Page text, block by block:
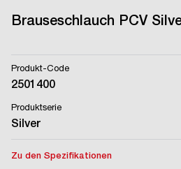
Brauseschlauch PCV
Produkt-Code
2501400
Produktserie
Silver
Zu den Spezifikationen